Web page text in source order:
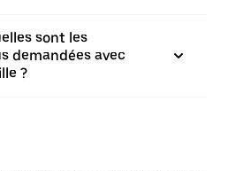
sont les
demandées avec
?